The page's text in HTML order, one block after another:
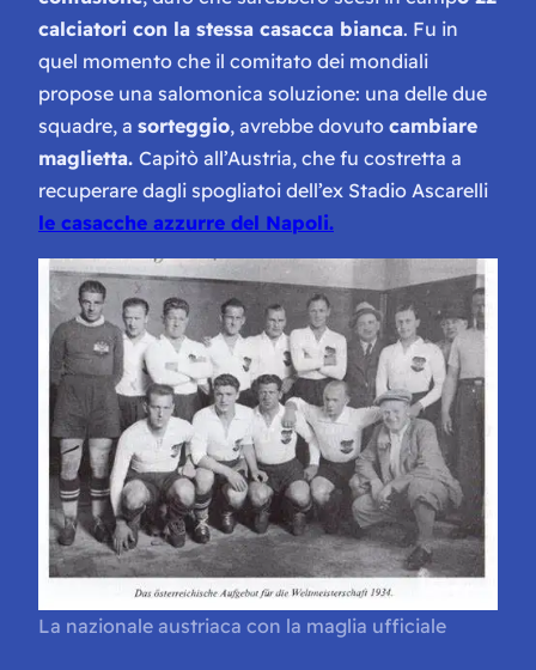
calciatori con la stessa casacca bianca. Fu in
quel momento che il comitato dei mondiali
propose una salomonica soluzione: una delle due
squadre, a sorteggio, avrebbe dovuto cambiare
maglietta. Capitò all’Austria, che fu costretta a
recuperare dagli spogliatoi dell’ex Stadio Ascarelli
le casacche azzurre del Napoli.
La nazionale austriaca con la maglia ufficiale